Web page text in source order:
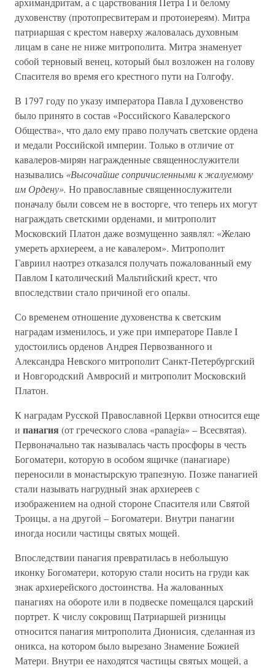
духовенству (протопресвитерам и протоиереям). Митра
патриаршая с крестом наверху жаловалась духовным
лицам в сане не ниже митрополита. Митра знаменует
собой терновый венец, который был возложен на голову
Спасителя во время его крестного пути на Голгофу.
В 1797 году по указу императора Павла I духовенство
было принято в состав «Российского Кавалерского
Общества», что дало ему право получать светские ордена
и медали Российской империи. Только в отличие от
кавалеров-мирян награжденные священнослужители
назывались «Высочайше сопричисленными к жалуемому
им Ордену». Но православные священнослужители
поначалу были совсем не в восторге, что теперь их могут
награждать светскими орденами, и митрополит
Московский Платон даже возмущенно заявлял: «Желаю
умереть архиереем, а не кавалером». Митрополит
Гавриил наотрез отказался получать пожалованный ему
Павлом I католический Мальтийский крест, что
впоследствии стало причиной его опалы.
Со временем отношение духовенства к светским
наградам изменилось, и уже при императоре Павле I
удостоились орденов Андрея Первозванного и
Александра Невского митрополит Санкт-Петербургский
и Новгородский Амвросий и митрополит Московский
Платон.
К наградам Русской Православной Церкви относится еще
и панагия (от греческого слова «panagia» – Всесвятая).
Первоначально так называлась часть просфоры в честь
Богоматери, которую в особом ящичке (панагиаре)
переносили в монастырскую трапезную. Позже панагией
стали называть нагрудный знак архиереев с
изображением на одной стороне Спасителя или Святой
Троицы, а на другой – Богоматери. Внутри панагии
иногда носили частицы святых мощей.
Впоследствии панагия превратилась в небольшую
иконку Богоматери, которую стали носить на груди как
знак архиерейского достоинства. На жалованных
панагиях на обороте или в подвеске помещался царский
портрет. К числу сокровищ Патриаршей ризницы
относится панагия митрополита Дионисия, сделанная из
оникса, на котором было вырезано Знамение Божией
Матери. Внутри ее находятся частицы святых мощей, а